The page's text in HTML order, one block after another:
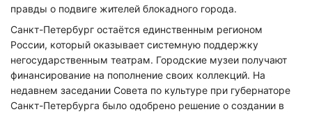
правды о подвиге жителей блокадного города.
Санкт-Петербург остаётся единственным регионом
России, который оказывает системную поддержку
негосударственным театрам. Городские музеи получают
финансирование на пополнение своих коллекций. На
недавнем заседании Совета по культуре при губернаторе
Санкт-Петербурга было одобрено решение о создании в